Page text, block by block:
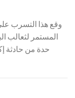
وقع هذا التسرب
المستمر لثعالب
حدة من حادثة